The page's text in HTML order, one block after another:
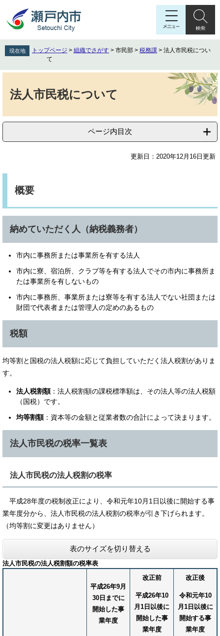
先
頭
を
飛
へ
現在地 トップページ > 組織でさがす > 市民部 > 税務課 > 法人市民税につい
て
法人市民税について
ページ内目次
更新日：2020年12月16日更新
概要
納めていただく人（納税義務者）
市内に事務所または事業所を有する法人
市内に寮、宿泊所、クラブ等を有する法人でその市内に事務所ま
たは事業所を有しないもの
市内に事務所、事業所または寮等を有する法人でない社団または
財団で代表者または管理人の定めのあるもの
税額
均等割と国税の法人税額に応じて負担していただく法人税割がありま
す。
法人税割額：法人税割額の課税標準額は、その法人等の法人税額
（国税）です。
均等割額：資本等の金額と従業者数の合計によって決まります。
法人市民税の税率一覧表
法人市民税の法人税割の税率
平成28年度の税制改正により、令和元年10月1日以後に開始する事
業年度分から、法人市民税の法人税割の税率が引き下げられます。
（均等割に変更はありません）
表のサイズを切り替える
法人市民税の法人税割額の税率表
平成26年9月
30日までに
開始した事
業年度
改正前
平成26年10
月1日以後に
開始した事
業年度
改正後
令和元年10
月1日以後に
開始する事
業年度